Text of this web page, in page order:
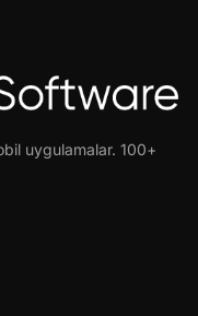
uygulamalar. 100+